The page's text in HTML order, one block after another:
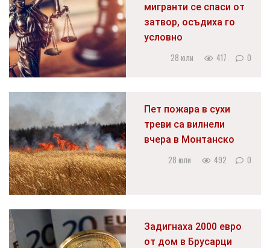
мигранти се спаси от
затвор, осъдиха го
условно
28 юли 417 0
Пет пожара в сухи
треви са вилнели
вчера в Монтанско
28 юли 492 0
Задигнаха 2000 евро
от дом в Брусарци